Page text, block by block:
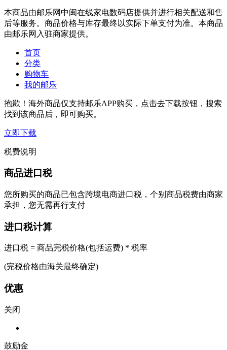
本商品由邮乐网中闽在线家电数码店提供并进行相关配送和售
后等服务。商品价格与库存最终以实际下单支付为准。本商品
由邮乐网入驻商家提供。
首页
分类
购物车
我的邮乐
抱歉！海外商品仅支持邮乐APP购买，点击去下载按钮，搜索
找到该商品后，即可购买。
立即下载
税费说明
商品进口税
您所购买的商品已包含跨境电商进口税，个别商品税费由商家
承担，您无需再行支付
进口税计算
进口税 = 商品完税价格(包括运费) * 税率
(完税价格由海关最终确定)
优惠
关闭
鼓励金